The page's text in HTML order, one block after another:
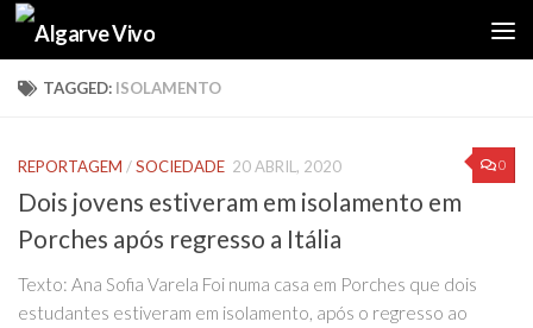
Skip to content
TAGGED: ISOLAMENTO
0
REPORTAGEM /SOCIEDADE 20 ABRIL, 2020
Dois jovens estiveram em isolamento em
Porches após regresso a Itália
Texto: Ana Sofia Varela Foi numa casa em Porches que dois
estudantes estiveram em isolamento, após o regresso ao